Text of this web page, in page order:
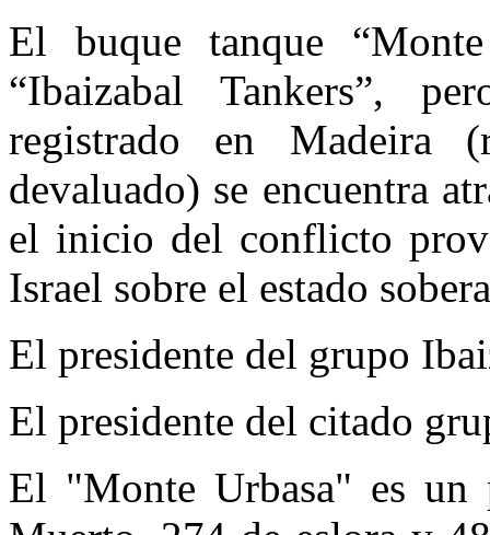
El buque tanque
“Ibaizabal Tankers”,
registrado en Madeira
devaluado) se encuentra
el inicio del conflicto
Israel sobre el estado
El presidente del grupo
El presidente del citado
El "Monte Urbasa" es un